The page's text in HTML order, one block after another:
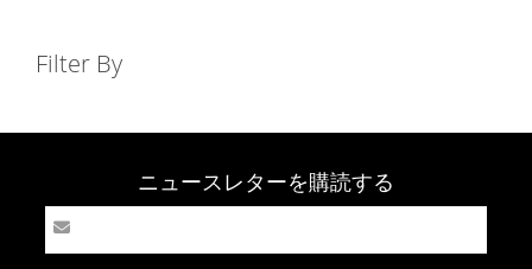
Filter By
ニュースレターを購読する